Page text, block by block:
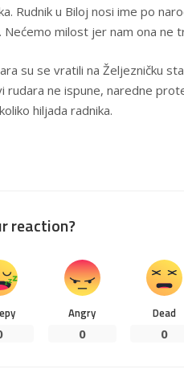
Rudnik u Biloj nosi ime po
milost jer nam ona ne
su se vratili na Željezničku
rudara ne ispune, naredne
hiljada radnika.
reaction?
Angry
0
Dead
0